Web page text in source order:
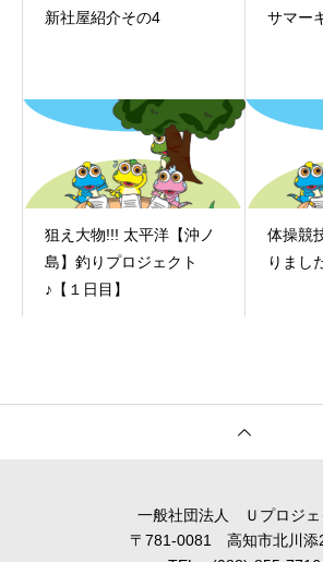
新社屋紹介その4 サマー
狙え大物!!! 太平洋【沖ノ
島】釣りプロジェクト
♪【１日目】
体操競
りまし
一般社団法人 Ｕプロジェ
〒781-0081 高知市北川添